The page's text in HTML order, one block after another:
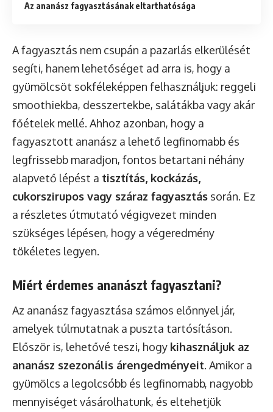
Az ananász fagyasztásának eltarthatósága
A fagyasztás nem csupán a pazarlás elkerülését
segíti, hanem lehetőséget ad arra is, hogy a
gyümölcsöt sokféleképpen felhasználjuk: reggeli
smoothiekba, desszertekbe, salátákba vagy akár
főételek mellé. Ahhoz azonban, hogy a
fagyasztott ananász a lehető legfinomabb és
legfrissebb maradjon, fontos betartani néhány
alapvető lépést a tisztítás, kockázás,
cukorszirupos vagy száraz fagyasztás során. Ez
a részletes útmutató végigvezet minden
szükséges lépésen, hogy a végeredmény
tökéletes legyen.
Miért érdemes ananászt fagyasztani?
Az ananász fagyasztása számos előnnyel jár,
amelyek túlmutatnak a puszta tartósításon.
Először is, lehetővé teszi, hogy kihasználjuk az
ananász szezonális árengedményeit. Amikor a
gyümölcs a legolcsóbb és legfinomabb, nagyobb
mennyiséget vásárolhatunk, és eltehetjük